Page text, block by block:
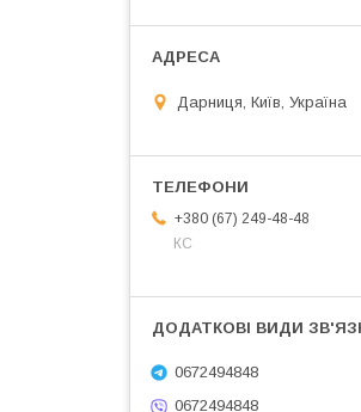
Дарниця, Київ, Україна
+380 (67) 249-48-48
КС
0672494848
0672494848